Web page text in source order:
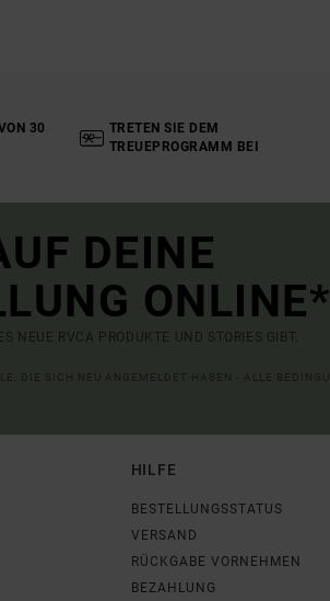
30
TRETEN SIE DEM
TREUEPROGRAMM BEI
DEINE
ONLINE*
NEUE RVCA PRODUKTE UND STORIES GIBT.
HILFE
BESTELLUNGSSTATUS
VERSAND
RÜCKGABE VORNEHMEN
BEZAHLUNG